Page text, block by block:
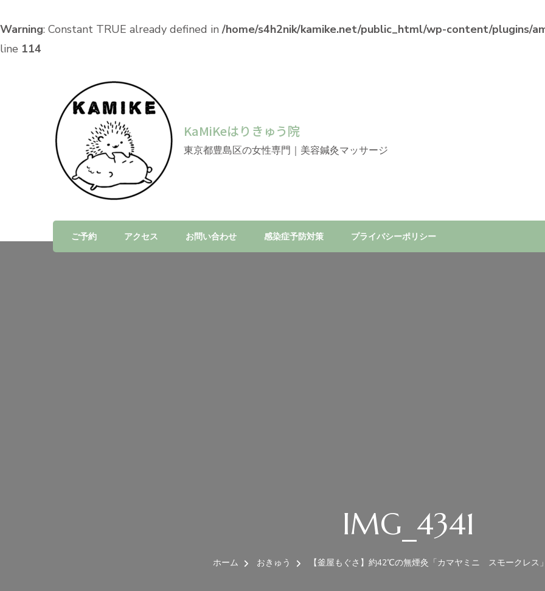
Warning: Constant TRUE already defined in/home/s4h2nik/kamike.net/public_html/wp-content/plugins/
line 114
KaMiKeはりきゅう院
東京都豊島区の女性専門｜美容鍼灸マッサージ
ご予約 アクセス お問い合わせ 感染症予防対策 プライバシーポリシー
IMG_4341
ホーム おきゅう 【釜屋もぐさ】約42℃の無煙灸「カマヤミニ スモークレス」